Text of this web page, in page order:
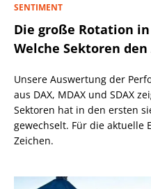
SENTIMENT
Die große Rotation
Welche Sektoren
Unsere Auswertung der
aus DAX, MDAX und SDAX
Sektoren hat in den ersten
gewechselt. Für die aktuelle
Zeichen.